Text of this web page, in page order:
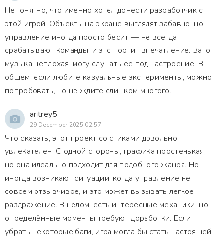
Непонятно, что именно хотел донести разработчик с
этой игрой. Объекты на экране выглядят забавно, но
управление иногда просто бесит — не всегда
срабатывают команды, и это портит впечатление. Зато
музыка неплохая, могу слушать её под настроение. В
общем, если любите казуальные эксперименты, можно
попробовать, но не ждите слишком многого.
aritrey5
29 December 2025 02:57
Что сказать, этот проект со стиками довольно
увлекателен. С одной стороны, графика простенькая,
но она идеально подходит для подобного жанра. Но
иногда возникают ситуации, когда управление не
совсем отзывчивое, и это может вызывать легкое
раздражение. В целом, есть интересные механики, но
определённые моменты требуют доработки. Если
убрать некоторые баги, игра могла бы стать настоящей